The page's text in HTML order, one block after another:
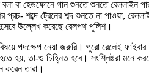
বা হেডফোনে গান শুনতে শুনতে রেললাইন
শব্দে ট্রেনের শব্দ শুনতে না পাওয়া,
উল্লেখ করেছে রেলপথ পুলিশ।
পদক্ষেপ নেয়া জরুরি। পুরো রেলেই
তা-ও চিহ্নিত হবে। সংশ্লিষ্টরা মনে
করেন তারা।